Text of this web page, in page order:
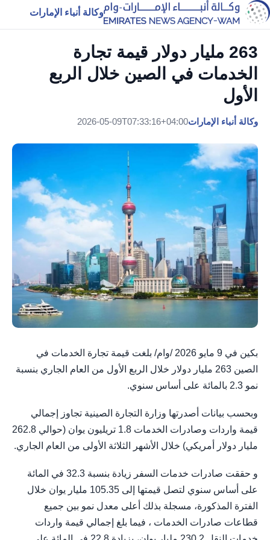
وكالة أنباء الإمارات
263 مليار دولار قيمة تجارة
الخدمات في الصين خلال الربع
الأول
وكالة أنباء الإمارات2026-05-09T07:33:16+04:00
بكين في 9 مايو 2026 /وام/ بلغت قيمة تجارة الخدمات في
الصين 263 مليار دولار خلال الربع الأول من العام الجاري بنسبة
نمو 2.3 بالمائة على أساس سنوي.
وبحسب بيانات أصدرتها وزارة التجارة الصينية تجاوز إجمالي
قيمة واردات وصادرات الخدمات 1.8 تريليون يوان (حوالي 262.8
مليار دولار أمريكي) خلال الأشهر الثلاثة الأولى من العام الجاري.
و حققت صادرات خدمات السفر زيادة بنسبة 32.3 في المائة
على أساس سنوي لتصل قيمتها إلى 105.35 مليار يوان خلال
الفترة المذكورة، مسجلة بذلك أعلى معدل نمو بين جميع
قطاعات صادرات الخدمات ، فيما بلغ إجمالي قيمة واردات